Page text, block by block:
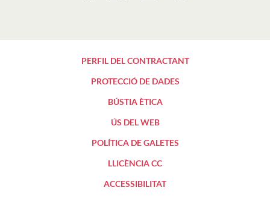
PERFIL DEL CONTRACTANT
PROTECCIÓ DE DADES
BÚSTIA ÈTICA
ÚS DEL WEB
POLÍTICA DE GALETES
LLICÈNCIA CC
ACCESSIBILITAT